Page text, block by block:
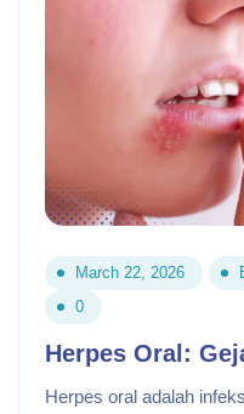
March 22, 2026
0
Herpes Oral:
Herpes oral adalah